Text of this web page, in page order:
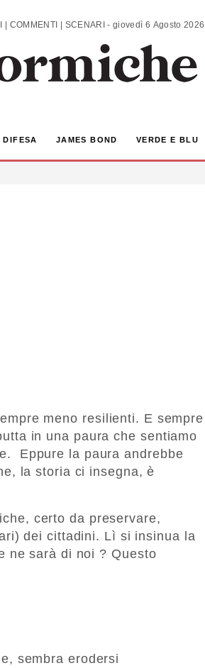
ANALISI | COMMENTI | SCENARI - giovedì 6 Agosto 2026
DIFESA JAMES BOND VERDE E BLU
meno resilienti. E sempre
in una paura che sentiamo
Eppure la paura andrebbe
la storia ci insegna, è
certo da preservare,
dei cittadini. Lì si insinua la
ne sarà di noi ? Questo
sembra erodersi